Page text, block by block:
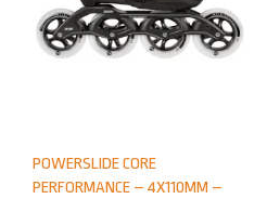
POWERSLIDE CORE
PERFORMANCE – 4X110MM –